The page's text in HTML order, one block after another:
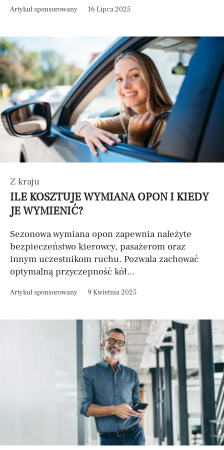
Artykuł sponsorowany 16 Lipca 2025
Z kraju
ILE KOSZTUJE WYMIANA OPON I KIEDY
JE WYMIENIĆ?
Sezonowa wymiana opon zapewnia należyte
bezpieczeństwo kierowcy, pasażerom oraz
innym uczestnikom ruchu. Pozwala zachować
optymalną przyczepność kół...
Artykuł sponsorowany 9 Kwietnia 2025